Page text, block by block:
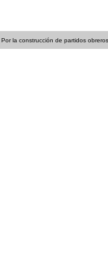
Por la construcción de partidos